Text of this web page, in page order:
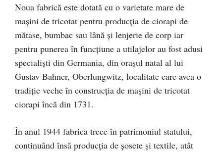
Noua fabrică este dotată cu o varietate mare de
maşini de tricotat pentru producţia de ciorapi de
mătase, bumbac sau lână şi lenjerie de corp iar
pentru punerea în funcțiune a utilajelor au fost adusi
specialiști din Germania, din orașul natal al lui
Gustav Bahner, Oberlungwitz, localitate care avea o
tradiție veche în construcția de mașini de tricotat
ciorapi încă din 1731.
În anul 1944 fabrica trece în patrimoniul statului,
continuând însă producția de șosete și textile, atât